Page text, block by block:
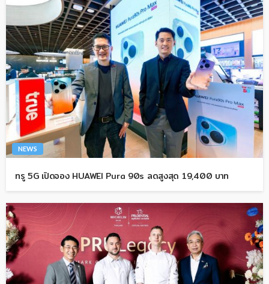
NEWS
ทรู 5G เปิดจอง HUAWEI Pura 90s ลดสูงสุด 19,400 บาท